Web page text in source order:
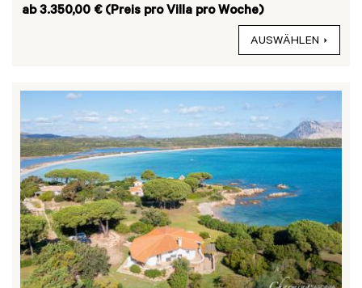
ab 3.350,00 € (Preis pro Villa pro Woche)
AUSWÄHLEN